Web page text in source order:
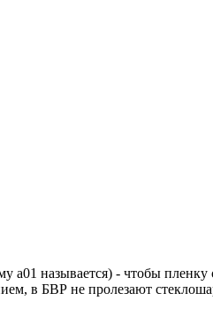
называется) - чтобы
в БВР не пролезают